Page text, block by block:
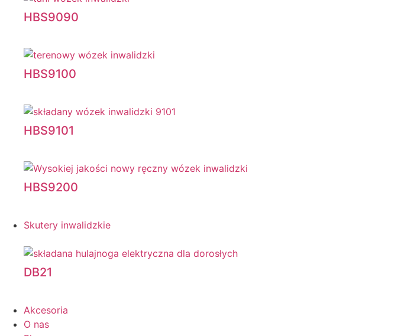
HBS9090
HBS9100
HBS9101
HBS9200
Skutery inwalidzkie
DB21
Akcesoria
O nas